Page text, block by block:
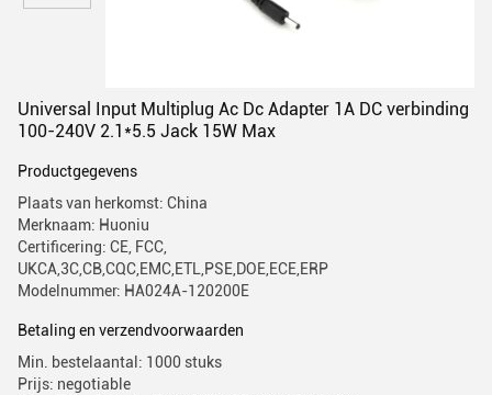
Universal Input Multiplug Ac Dc Adapter 1A DC verbinding
100-240V 2.1*5.5 Jack 15W Max
Productgegevens
Plaats van herkomst: China
Merknaam: Huoniu
Certificering: CE, FCC,
UKCA,3C,CB,CQC,EMC,ETL,PSE,DOE,ECE,ERP
Modelnummer: HA024A-120200E
Betaling en verzendvoorwaarden
Min. bestelaantal: 1000 stuks
Prijs: negotiable